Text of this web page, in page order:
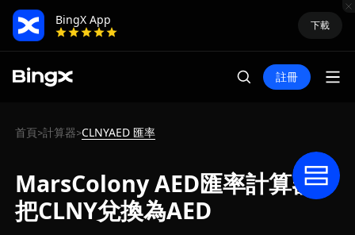
BingX App 下載
註冊
首頁>計算器>CLNYAED 匯率
MarsColony AED匯率計算器:
把CLNY兌換為AED